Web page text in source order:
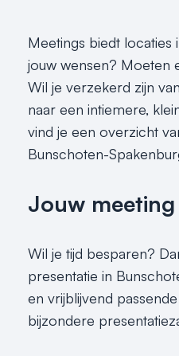
Meetings biedt locaties
jouw wensen? Moeten
Wil je verzekerd zijn
naar een intiemere,
vind je een overzicht
Bunschoten-
Jouw
Wil je tijd besparen?
presentatie in
en vrijblijvend
bijzondere